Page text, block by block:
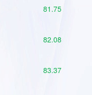
81.75
82.08
83.37